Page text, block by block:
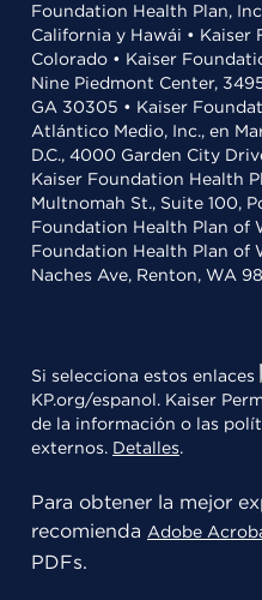
Foundation Health Plan,
California y Hawái •
Colorado • Kaiser
Nine Piedmont Center,
GA 30305 • Kaiser
Atlántico Medio, Inc., en
D.C., 4000 Garden City
Kaiser Foundation Health
Multnomah St., Suite 100,
Foundation Health Plan of
Foundation Health Plan of
Naches Ave, Renton, WA
Si selecciona estos enlaces
KP.org/espanol. Kaiser
de la información o las
externos. Detalles.
Para obtener la mejor
recomienda Adobe
PDFs.